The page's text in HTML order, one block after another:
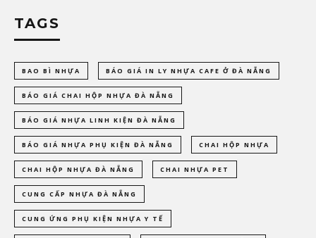
TAGS
BAO BÌ NHỰA BÁO GIÁ IN LY NHỰA CAFE Ở ĐÀ NẴNG
BÁO GIÁ CHAI HỘP NHỰA ĐÀ NẴNG
BÁO GIÁ NHỰA LINH KIỆN ĐÀ NẴNG
BÁO GIÁ NHỰA PHỤ KIỆN ĐÀ NẴNG CHAI HỘP NHỰA
CHAI HỘP NHỰA ĐÀ NẴNG CHAI NHỰA PET
CUNG CẤP NHỰA ĐÀ NẴNG
CUNG ỨNG PHỤ KIỆN NHỰA Y TẾ